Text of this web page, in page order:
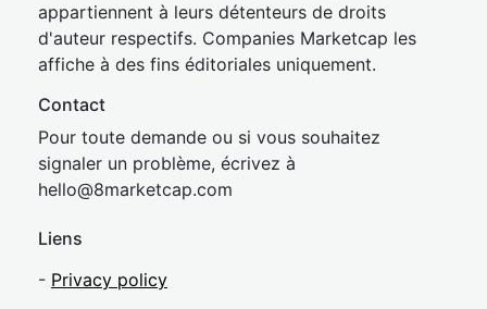
appartiennent à leurs détenteurs de droits
d'auteur respectifs. Companies Marketcap les
affiche à des fins éditoriales uniquement.
Contact
Pour toute demande ou si vous souhaitez
signaler un problème, écrivez à
hello@8marketcap.com
Liens
- Privacy policy